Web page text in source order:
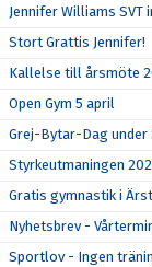
Jennifer Williams SVT
Stort Grattis Jennifer!
Kallelse till årsmöte
Open Gym 5 april
Grej-Bytar-Dag under
Styrkeutmaningen
Gratis gymnastik i
Nyhetsbrev -
Sportlov - Ingen